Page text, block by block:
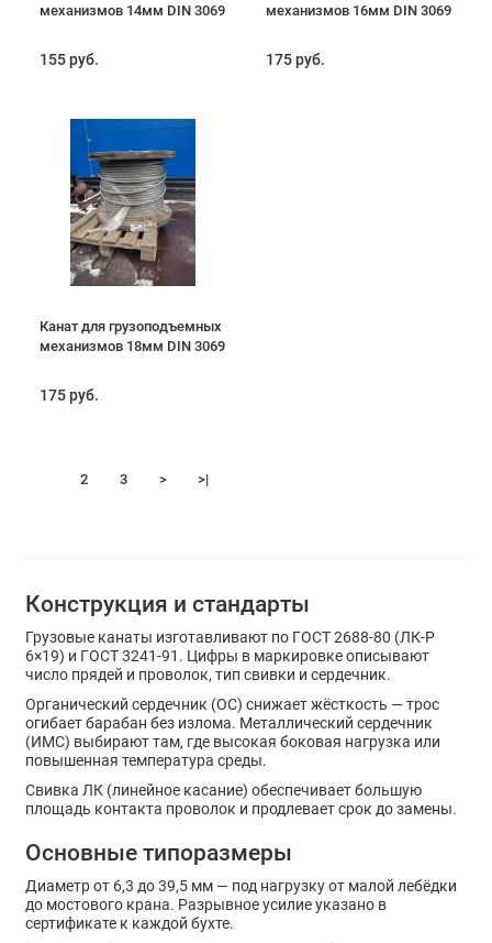
механизмов 14мм DIN 3069
155 руб.
механизмов 16мм DIN 3069
175 руб.
Канат для грузоподъемных
механизмов 18мм DIN 3069
175 руб.
2 3 > >|
Конструкция и стандарты
Грузовые канаты изготавливают по ГОСТ 2688-80 (ЛК-Р
6×19) и ГОСТ 3241-91. Цифры в маркировке описывают
число прядей и проволок, тип свивки и сердечник.
Органический сердечник (ОС) снижает жёсткость — трос
огибает барабан без излома. Металлический сердечник
(ИМС) выбирают там, где высокая боковая нагрузка или
повышенная температура среды.
Свивка ЛК (линейное касание) обеспечивает большую
площадь контакта проволок и продлевает срок до замены.
Основные типоразмеры
Диаметр от 6,3 до 39,5 мм — под нагрузку от малой лебёдки
до мостового крана. Разрывное усилие указано в
сертификате к каждой бухте.